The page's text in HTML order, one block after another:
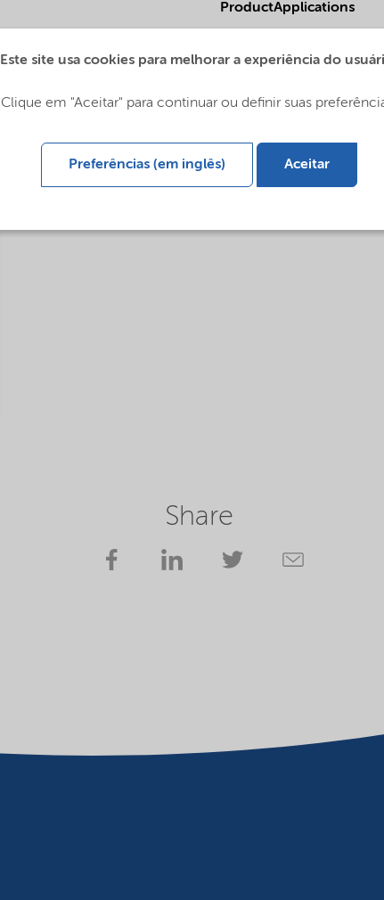
ProductApplications
Share
Este site usa cookies para melhorar a experiência do
Clique em "Aceitar" para continuar ou definir suas
Preferências (em inglês) Aceitar